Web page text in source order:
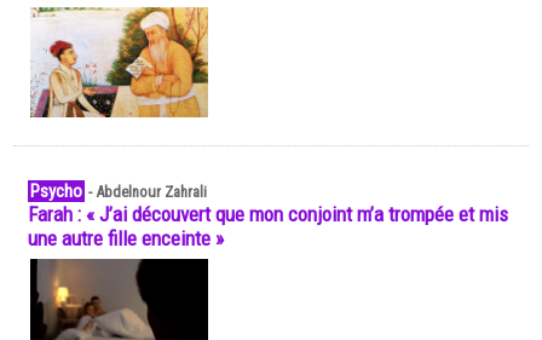
Psycho -Abdelnour Zahrali
Farah : « J’ai découvert que mon conjoint m’a trompée et mis
une autre fille enceinte »